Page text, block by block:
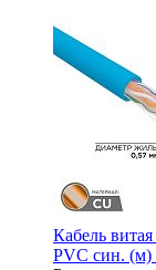
Кабель
PVC син. (м)